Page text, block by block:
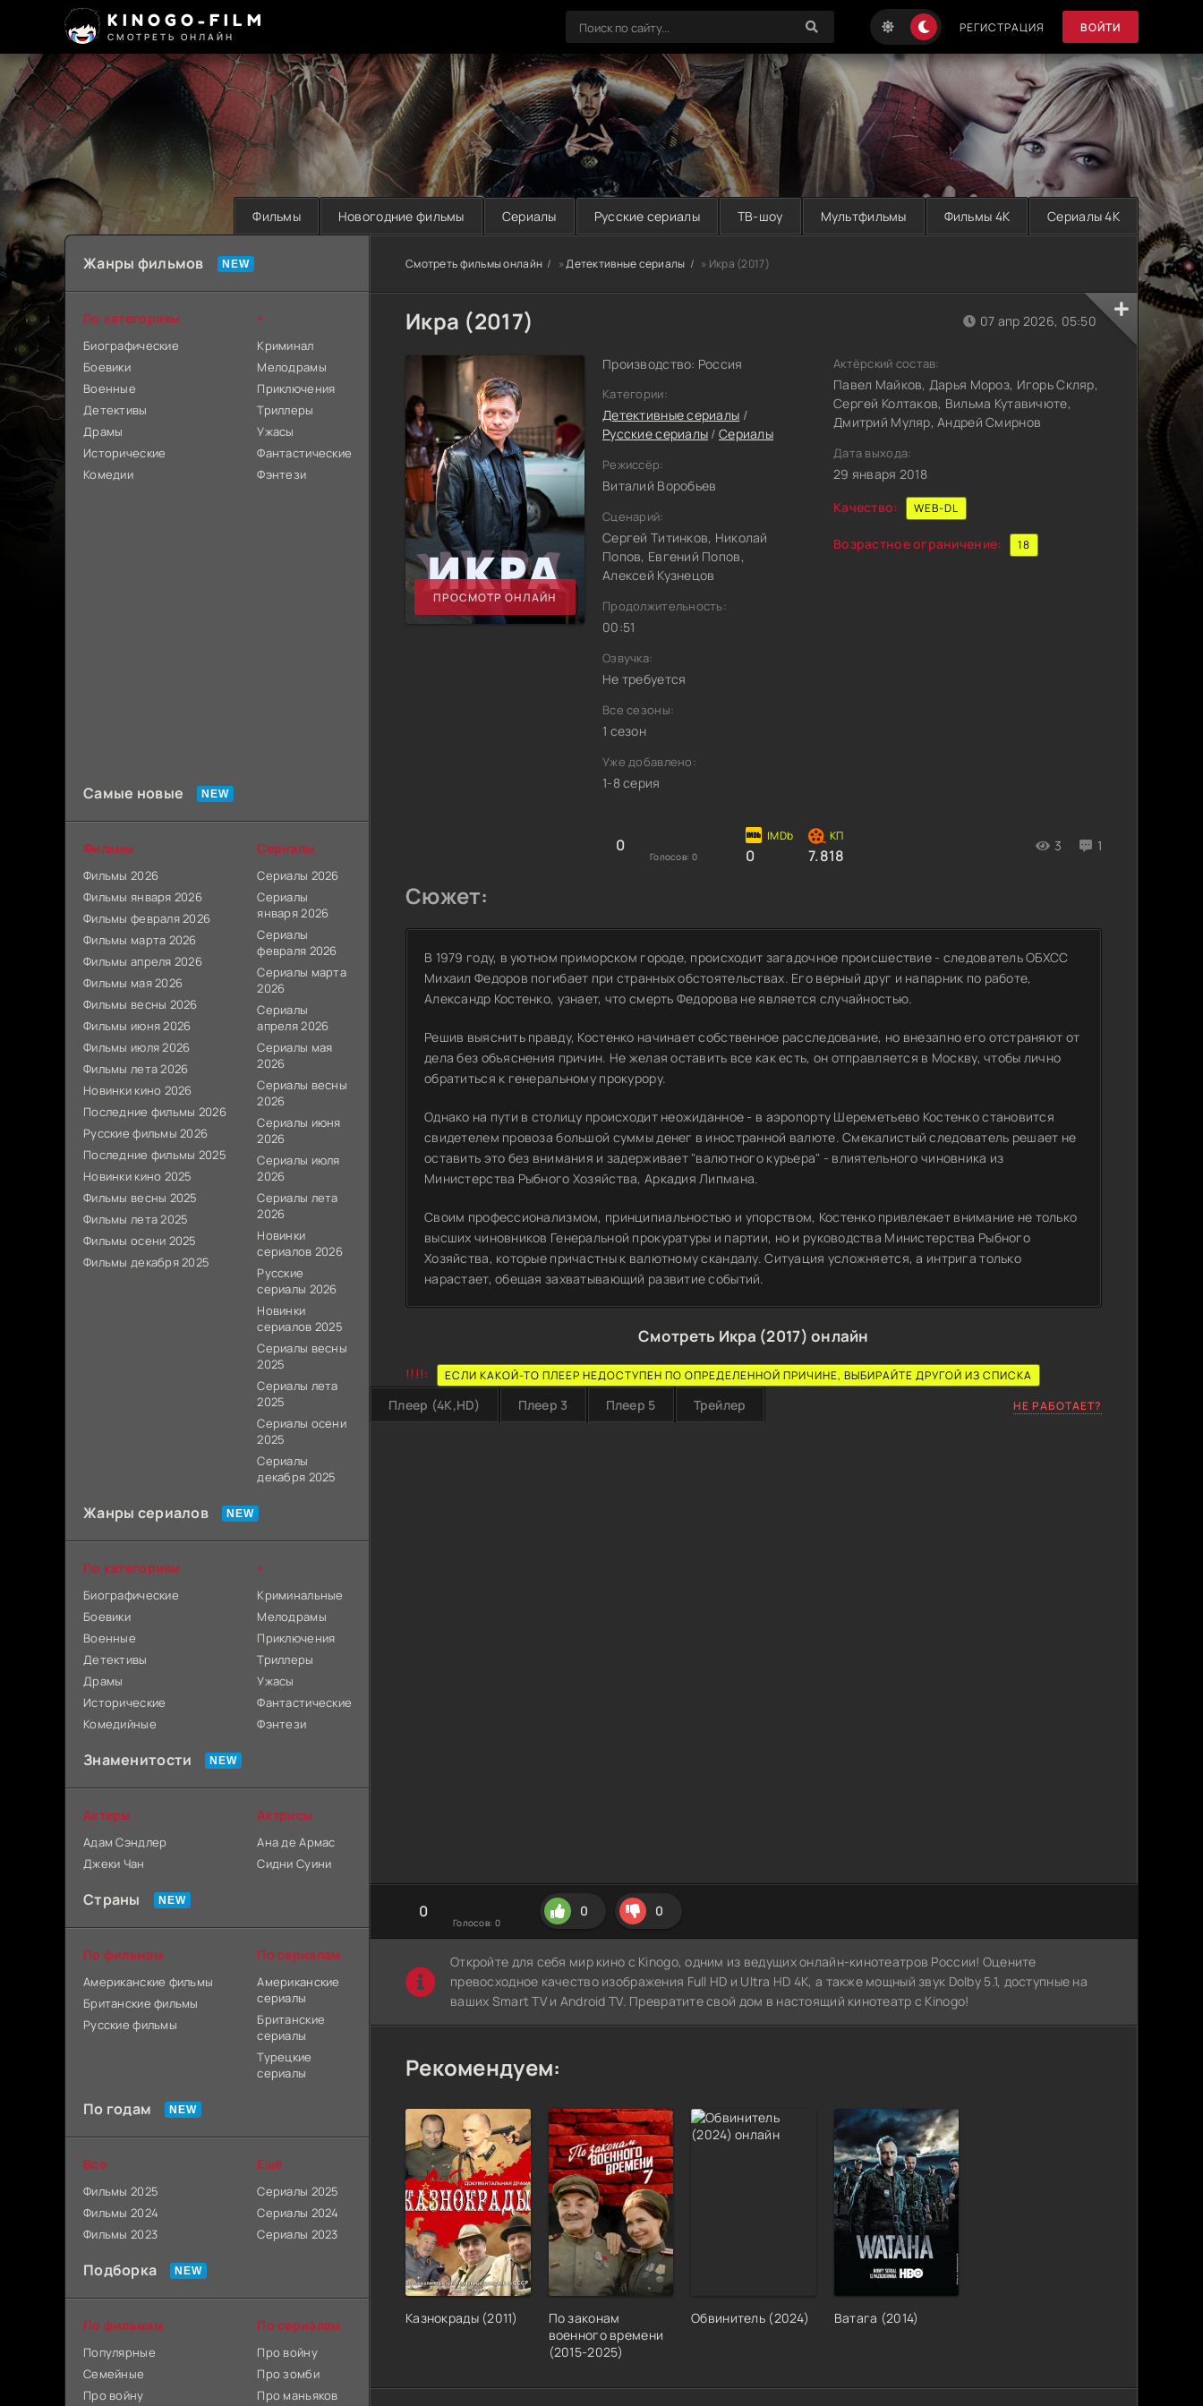
KINOGO-FILM
СМОТРЕТЬ ОНЛАЙН
РЕГИСТРАЦИЯ ВОЙТИ
Фильмы Новогодние фильмы Сериалы Русские сериалы ТВ-шоу Мультфильмы Фильмы 4K Сериалы 4K
Смотреть фильмы онлайн »Детективные сериалы » Икра (2017)
Икра (2017)
ПРОСМОТР ОНЛАЙН
Производство: Россия
Категории:
Детективные сериалы /
Русские сериалы /Сериалы
Режиссёр:
Виталий Воробьев
Сценарий:
Сергей Титинков, Николай
Попов, Евгений Попов,
Алексей Кузнецов
Продолжительность:
00:51
Озвучка:
Не требуется
Все сезоны:
1 сезон
Уже добавлено:
1-8 серия
0
Голосов: 0 0 7.818
3 1
07 апр 2026, 05:50
Актёрский состав:
Павел Майков, Дарья Мороз, Игорь Скляр,
Сергей Колтаков, Вильма Кутавичюте,
Дмитрий Муляр, Андрей Смирнов
Дата выхода:
29 января 2018
Качество:
WEB-DL
Возрастное ограничение: 18
Сюжет:
В 1979 году, в уютном приморском городе, происходит загадочное происшествие - следователь ОБХСС
Михаил Федоров погибает при странных обстоятельствах. Его верный друг и напарник по работе,
Александр Костенко, узнает, что смерть Федорова не является случайностью.
Решив выяснить правду, Костенко начинает собственное расследование, но внезапно его отстраняют от
дела без объяснения причин. Не желая оставить все как есть, он отправляется в Москву, чтобы лично
обратиться к генеральному прокурору.
Однако на пути в столицу происходит неожиданное - в аэропорту Шереметьево Костенко становится
свидетелем провоза большой суммы денег в иностранной валюте. Смекалистый следователь решает не
оставить это без внимания и задерживает "валютного курьера" - влиятельного чиновника из
Министерства Рыбного Хозяйства, Аркадия Липмана.
Своим профессионализмом, принципиальностью и упорством, Костенко привлекает внимание не только
высших чиновников Генеральной прокуратуры и партии, но и руководства Министерства Рыбного
Хозяйства, которые причастны к валютному скандалу. Ситуация усложняется, а интрига только
нарастает, обещая захватывающий развитие событий.
Смотреть Икра (2017) онлайн
!!!!: ЕСЛИ КАКОЙ-ТО ПЛЕЕР НЕДОСТУПЕН ПО ОПРЕДЕЛЕННОЙ ПРИЧИНЕ, ВЫБИРАЙТЕ ДРУГОЙ ИЗ СПИСКА
Плеер (4K,HD) Плеер 3 Плеер 5 Трейлер НЕ РАБОТАЕТ?
0
Голосов: 0
0 0
Откройте для себя мир кино с Kinogo, одним из ведущих онлайн-кинотеатров России! Оцените
превосходное качество изображения Full HD и Ultra HD 4K, а также мощный звук Dolby 5.1, доступные на
ваших Smart TV и Android TV. Превратите свой дом в настоящий кинотеатр с Kinogo!
Рекомендуем:
Казнокрады (2011)
По законам
военного времени
(2015-2025)
Обвинитель (2024) Ватага (2014)
Жанры фильмов
По категориям
Биографические
Боевики
Военные
Детективы
Драмы
Исторические
Комедии
+
Криминал
Мелодрамы
Приключения
Триллеры
Ужасы
Фантастические
Фэнтези
Самые новые
Фильмы
Фильмы 2026
Фильмы января 2026
Фильмы февраля 2026
Фильмы марта 2026
Фильмы апреля 2026
Фильмы мая 2026
Фильмы весны 2026
Фильмы июня 2026
Фильмы июля 2026
Фильмы лета 2026
Новинки кино 2026
Последние фильмы 2026
Русские фильмы 2026
Последние фильмы 2025
Новинки кино 2025
Фильмы весны 2025
Фильмы лета 2025
Фильмы осени 2025
Фильмы декабря 2025
Сериалы
Сериалы 2026
Сериалы
января 2026
Сериалы
февраля 2026
Сериалы марта
2026
Сериалы
апреля 2026
Сериалы мая
2026
Сериалы весны
2026
Сериалы июня
2026
Сериалы июля
2026
Сериалы лета
2026
Новинки
сериалов 2026
Русские
сериалы 2026
Новинки
сериалов 2025
Сериалы весны
2025
Сериалы лета
2025
Сериалы осени
2025
Сериалы
декабря 2025
Жанры сериалов
По категориям
Биографические
Боевики
Военные
Детективы
Драмы
Исторические
Комедийные
+
Криминальные
Мелодрамы
Приключения
Триллеры
Ужасы
Фантастические
Фэнтези
Знаменитости
Актеры
Адам Сэндлер
Джеки Чан
Актрисы
Ана де Армас
Сидни Суини
Страны
По фильмам
Американские фильмы
Британские фильмы
Русские фильмы
По сериалам
Американские
сериалы
Британские
сериалы
Турецкие
сериалы
По годам
Все
Фильмы 2025
Фильмы 2024
Фильмы 2023
Ещё
Сериалы 2025
Сериалы 2024
Сериалы 2023
Подборка
По фильмам
Популярные
Семейные
Про войну
По сериалам
Про войну
Про зомби
Про маньяков